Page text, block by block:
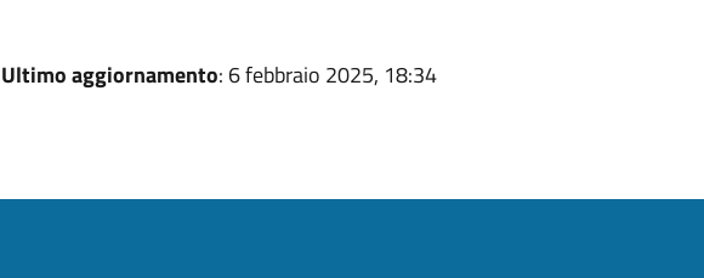
Ultimo aggiornamento: 6 febbraio 2025, 18:34